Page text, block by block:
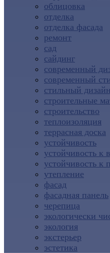
облицовка
отделка
отделка фасада
ремонт
сад
сайдинг
современный
современный
стильный дизайн
строительные
строительство
теплоизоляция
террасная доска
устойчивость
устойчивость к
устойчивость к
утепление
фасад
фасадная панель
черепица
экологически
экология
экстерьер
эстетика